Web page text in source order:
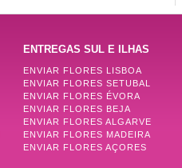
ENTREGAS SUL E ILHAS
ENVIAR FLORES LISBOA
ENVIAR FLORES SETUBAL
ENVIAR FLORES ÉVORA
ENVIAR FLORES BEJA
ENVIAR FLORES ALGARVE
ENVIAR FLORES MADEIRA
ENVIAR FLORES AÇORES